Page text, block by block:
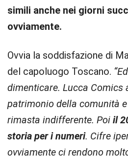
simili anche nei giorni
ovviamente.
Ovvia la soddisfazione di
del capoluogo Toscano.
dimenticare. Lucca Comics
patrimonio della comunità
rimasta indifferente. Poi il
storia per i numeri. Cifre
ovviamente ci rendono